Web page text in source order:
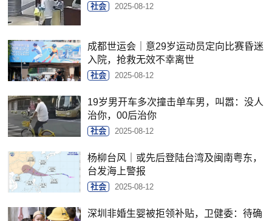
社会 2025-08-12
成都世运会｜意29岁运动员定向比赛昏迷
入院，抢救无效不幸离世
社会 2025-08-12
19岁男开车多次撞击单车男，叫嚣：没人
治你，00后治你
社会 2025-08-12
杨柳台风｜或先后登陆台湾及闽南粤东，
台发海上警报
社会 2025-08-12
深圳非婚生婴被拒领补贴，卫健委：待确